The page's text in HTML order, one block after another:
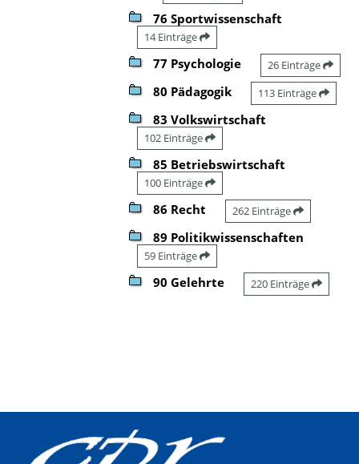
76 Sportwissenschaft
14 Einträge
77 Psychologie 26 Einträge
80 Pädagogik 113 Einträge
83 Volkswirtschaft
102 Einträge
85 Betriebswirtschaft
100 Einträge
86 Recht 262 Einträge
89 Politikwissenschaften
59 Einträge
90 Gelehrte 220 Einträge